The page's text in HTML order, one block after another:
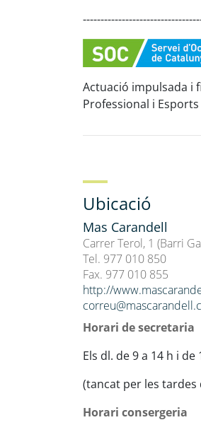
Actuació impulsada i
Professional i Esports
Ubicació
Mas Carandell
Carrer Terol, 1 (Barri
Tel. 977 010 850
Fax. 977 010 855
http://
Horari de secretaria
Els dl. de 9 a 14 h i
(tancat per les tardes
Horari consergeria